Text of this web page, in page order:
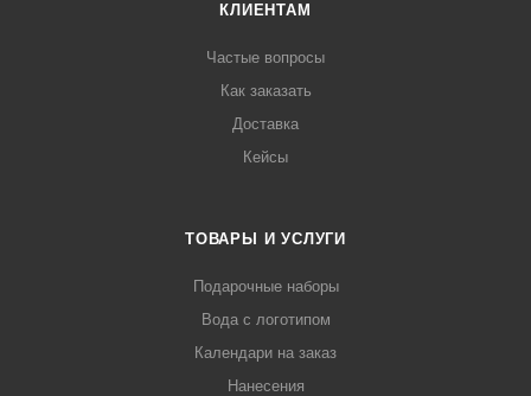
КЛИЕНТАМ
Частые вопросы
Как заказать
Доставка
Кейсы
ТОВАРЫ И УСЛУГИ
Подарочные наборы
Вода с логотипом
Календари на заказ
Нанесения